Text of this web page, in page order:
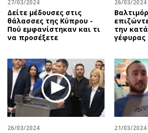
27/03/2024
Δείτε μέδουσες στις
θάλασσες της Κύπρου -
Πού εμφανίστηκαν και τι
να προσέξετε
26/03/2024
την
γέφυρας
26/03/2024 21/03/2024